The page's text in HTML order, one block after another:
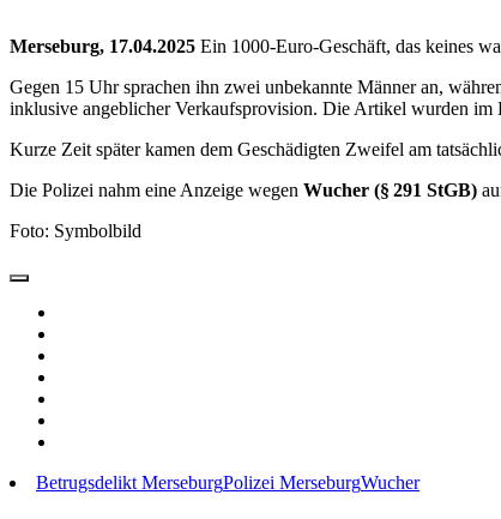
Merseburg, 17.04.2025 Ein 1000-Euro-Geschäft, das keines
Gegen 15 Uhr sprachen ihn zwei unbekannte Männer an,
inklusive angeblicher Verkaufsprovision. Die Artikel wurden im
Kurze Zeit später kamen dem Geschädigten Zweifel am
Die Polizei nahm eine Anzeige wegen Wucher (§ 291 StGB)
Foto: Symbolbild
Betrugsdelikt MerseburgPolizei MerseburgWucher